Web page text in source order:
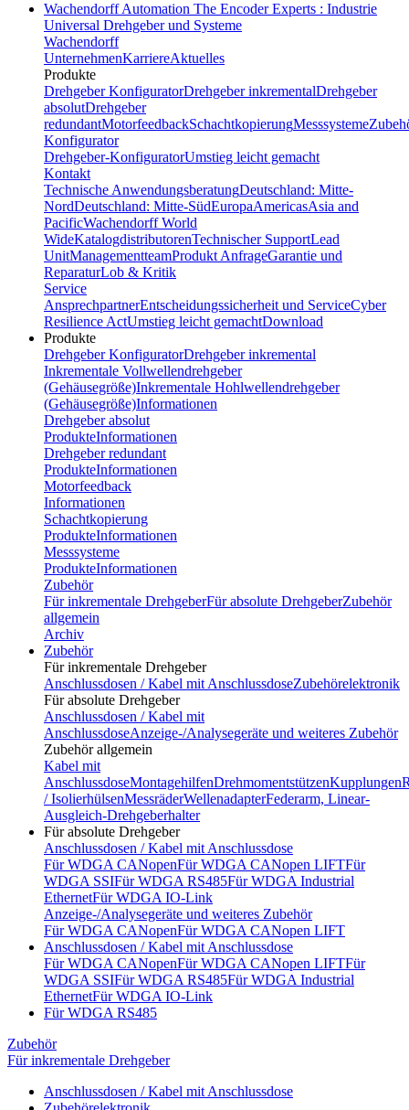
Wachendorff Automation The Encoder Experts : Industrie
Universal Drehgeber und Systeme
Wachendorff
UnternehmenKarriereAktuelles
Produkte
Drehgeber KonfiguratorDrehgeber inkrementalDrehgeber
absolutDrehgeber
redundantMotorfeedbackSchachtkopierungMesssysteme
Konfigurator
Drehgeber-KonfiguratorUmstieg leicht gemacht
Kontakt
Technische AnwendungsberatungDeutschland: Mitte-
NordDeutschland: Mitte-SüdEuropaAmericasAsia and
PacificWachendorff World
WideKatalogdistributorenTechnischer SupportLead
UnitManagementteamProdukt AnfrageGarantie und
ReparaturLob & Kritik
Service
AnsprechpartnerEntscheidungssicherheit und ServiceCyber
Resilience ActUmstieg leicht gemachtDownload
Produkte
Drehgeber KonfiguratorDrehgeber inkremental
Inkrementale Vollwellendrehgeber
(Gehäusegröße)Inkrementale Hohlwellendrehgeber
(Gehäusegröße)Informationen
Drehgeber absolut
ProdukteInformationen
Drehgeber redundant
ProdukteInformationen
Motorfeedback
Informationen
Schachtkopierung
ProdukteInformationen
Messsysteme
ProdukteInformationen
Zubehör
Für inkrementale DrehgeberFür absolute DrehgeberZubehör
allgemein
Archiv
Zubehör
Für inkrementale Drehgeber
Anschlussdosen / Kabel mit AnschlussdoseZubehörelektronik
Für absolute Drehgeber
Anschlussdosen / Kabel mit
AnschlussdoseAnzeige-/Analysegeräte und weiteres Zubehör
Zubehör allgemein
Kabel mit
AnschlussdoseMontagehilfenDrehmomentstützenKupplungen
/ IsolierhülsenMessräderWellenadapterFederarm, Linear-
Ausgleich-Drehgeberhalter
Für absolute Drehgeber
Anschlussdosen / Kabel mit Anschlussdose
Für WDGA CANopenFür WDGA CANopen LIFTFür
WDGA SSIFür WDGA RS485Für WDGA Industrial
EthernetFür WDGA IO-Link
Anzeige-/Analysegeräte und weiteres Zubehör
Für WDGA CANopenFür WDGA CANopen LIFT
Anschlussdosen / Kabel mit Anschlussdose
Für WDGA CANopenFür WDGA CANopen LIFTFür
WDGA SSIFür WDGA RS485Für WDGA Industrial
EthernetFür WDGA IO-Link
Für WDGA RS485
Zubehör
Für inkrementale Drehgeber
Anschlussdosen / Kabel mit Anschlussdose